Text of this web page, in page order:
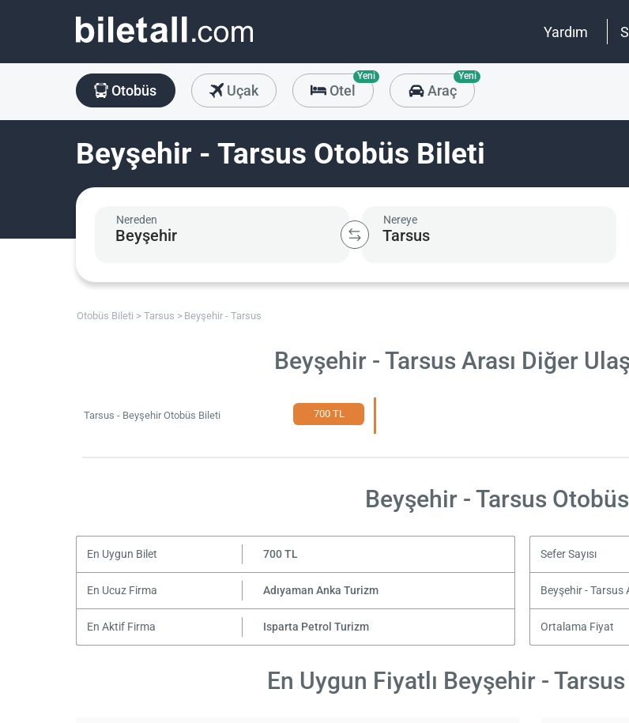
Yardım
Otobüs Uçak Otel
Yeni
Araç
Yeni
Beyşehir - Tarsus Otobüs Bileti
Nereden Nereye
Otobüs Bileti Tarsus Beyşehir - Tarsus
Beyşehir - Tarsus Arası Diğer
Tarsus - Beyşehir Otobüs Bileti 700 TL
Beyşehir - Tarsus
En Uygun Bilet 700 TL Sefer Sayısı
En Ucuz Firma Adıyaman Anka Turizm Beyşehir - Tarsus
En Aktif Firma Isparta Petrol Turizm Ortalama Fiyat
En Uygun Fiyatlı Beyşehir -